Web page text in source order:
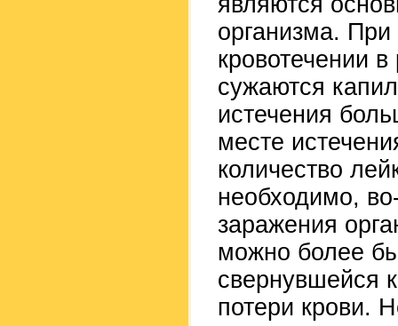
организма.
кровотечении
сужаются
истечения
месте
количество
необходимо,
заражения
можно более
свернувшейся
потери крови.